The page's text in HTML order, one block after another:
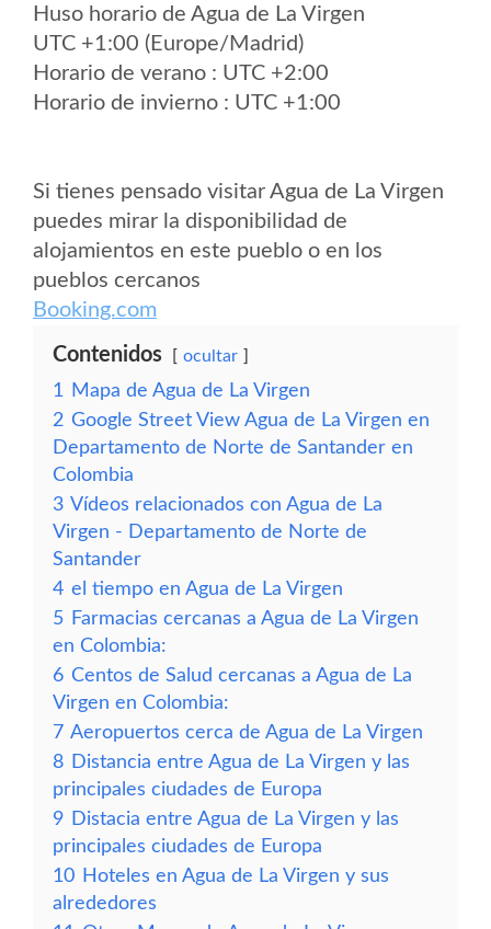
Huso horario de Agua de La Virgen
UTC +1:00 (Europe/Madrid)
Horario de verano : UTC +2:00
Horario de invierno : UTC +1:00
Si tienes pensado visitar Agua de La Virgen
puedes mirar la disponibilidad de
alojamientos en este pueblo o en los
pueblos cercanos
Booking.com
Contenidos ocultar
1
Mapa de Agua de La Virgen
2 Google Street View Agua de La Virgen en
Departamento de Norte de Santander en
Colombia
3 Vídeos relacionados con Agua de La
Virgen - Departamento de Norte de
Santander
4 el tiempo en Agua de La Virgen
5 Farmacias cercanas a Agua de La Virgen
en Colombia:
6 Centos de Salud cercanas a Agua de La
Virgen en Colombia:
7 Aeropuertos cerca de Agua de La Virgen
8 Distancia entre Agua de La Virgen y las
principales ciudades de Europa
9 Distacia entre Agua de La Virgen y las
principales ciudades de Europa
10 Hoteles en Agua de La Virgen y sus
alrededores